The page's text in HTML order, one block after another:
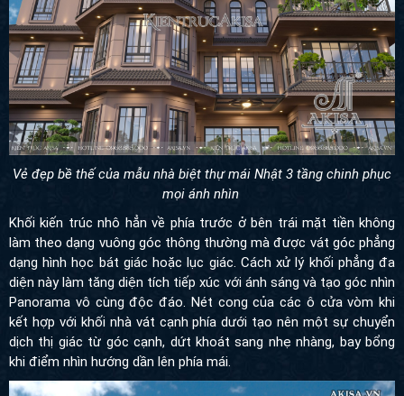
Vẻ đẹp bề thế của mẫu nhà biệt thự mái Nhật 3 tầng chinh phục
mọi ánh nhìn
Khối kiến trúc nhô hẳn về phía trước ở bên trái mặt tiền không
làm theo dạng vuông góc thông thường mà được vát góc phẳng
dạng hình học bát giác hoặc lục giác. Cách xử lý khối phẳng đa
diện này làm tăng diện tích tiếp xúc với ánh sáng và tạo góc nhìn
Panorama vô cùng độc đáo. Nét cong của các ô cửa vòm khi
kết hợp với khối nhà vát cạnh phía dưới tạo nên một sự chuyển
dịch thị giác từ góc cạnh, dứt khoát sang nhẹ nhàng, bay bổng
khi điểm nhìn hướng dần lên phía mái.